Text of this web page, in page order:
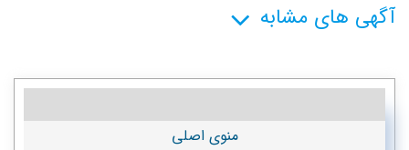
آگهی های مشابه
منوی اصلی